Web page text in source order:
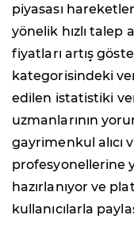
piyasası
yönelik hızlı talep
fiyatları artış
kategorisindeki
edilen istatistiki
uzmanlarının
gayrimenkul alıcı
profesyonellerine
hazırlanıyor ve
kullanıcılarla